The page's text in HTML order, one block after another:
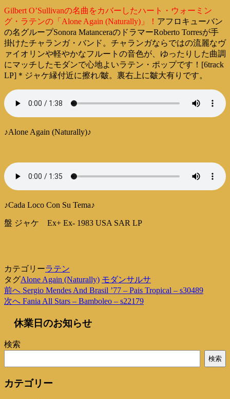
Gilbert O’Sullivanの名曲をカバーしたハート・ウォーミン
グ・ラテンの「Alone Again (Naturally)」！ アフロキューバン
の名グループSonora MatanceraのドラマーRoberto Torresが手
掛けたチャランガ・バンド。チャランガならではの流麗なヴ
ァイオリンや軽やかなフルートの音色が、ゆったりした曲調
にマッチしたモダンで心地よいラテン・ポップです！[6track
LP]＊ジャケ縁付近に擦れ/皺。裏右上に皺大有りです。
♪Alone Again (Naturally)♪
♪Cada Loco Con Su Tema♪
盤 ジャケ Ex+ Ex- 1983 USA SAR LP
カテゴリーラテン
タグAlone Again (Naturally) モダンサルサ
投
稿
ナ
ビ
シ
過
去
前へ Sergio Mendes And Brasil ’77 – Pais Tropical – s30489
次
次へ Fania All Stars – Bamboleo – s22179
休業日のお知らせ
検索
検索
カテゴリー